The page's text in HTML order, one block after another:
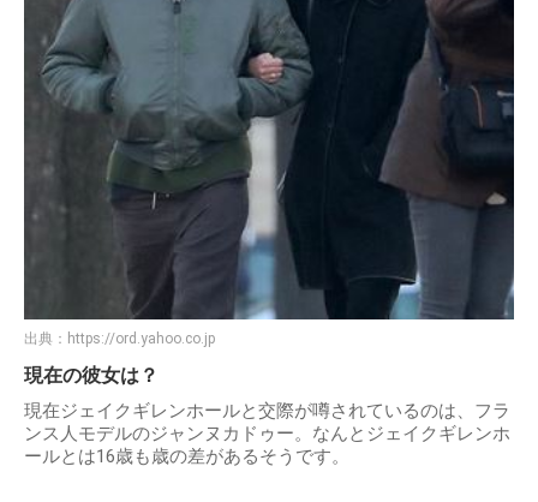
出典： https://ord.yahoo.co.jp
現在の彼女は？
現在ジェイクギレンホールと交際が噂されているのは、フラ
ンス人モデルのジャンヌカドゥー。なんとジェイクギレンホ
ールとは16歳も歳の差があるそうです。